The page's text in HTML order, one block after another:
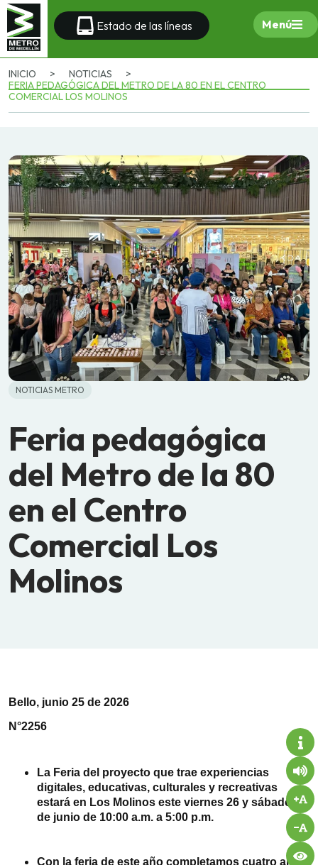
Estado de las líneas Menú
INICIO > NOTICIAS
>
FERIA PEDAGÓGICA DEL METRO DE LA 80 EN EL CENTRO
COMERCIAL LOS MOLINOS
NOTICIAS METRO
Feria pedagógica
del Metro de la 80
en el Centro
Comercial Los
Molinos
Bello, junio 25 de 2026
N°2256
La Feria del proyecto que trae experiencias
digitales, educativas, culturales y recreativas
estará en Los Molinos este viernes 26 y sábado 27
de junio de 10:00 a.m. a 5:00 p.m.
Con la feria de este año completamos cuatro años